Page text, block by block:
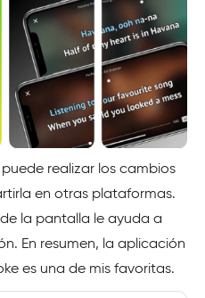
realizar los cambios
en otras plataformas.
la pantalla le ayuda a
En resumen, la aplicación
es una de mis favoritas.